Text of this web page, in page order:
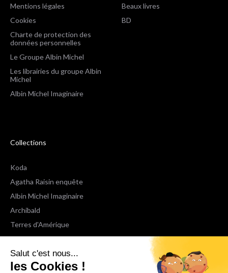
Salut c'est nous...
les Cookies !
Mentions légales
Cookies
Charte de protection des
données personnelles
Le Groupe Albin Michel
Les librairies du groupe Albin
Michel
Albin Michel Imaginaire
Beaux livres
BD
Collections
Koda
Agatha Raisin enquête
Albin Michel Imaginaire
Archibald
Terres d'Amérique
Espaces Libres Poche
NOX
Wiz